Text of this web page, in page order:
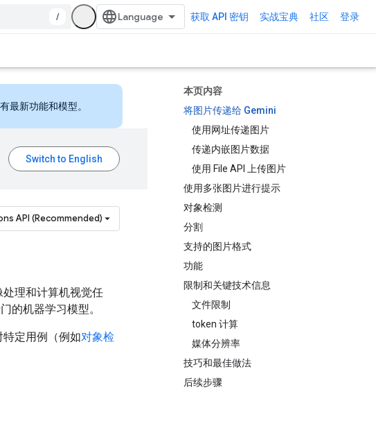
/ 获取 API 密钥 实战宝典 社区 登录
本页内容
将图片传递给 Gemini
使用网址传递图片
传递内嵌图片数据
使用 File API 上传图片
使用多张图片进行提示
对象检测
分割
支持的图片格式
功能
限制和关键技术信息
文件限制
token 计算
媒体分辨率
技巧和最佳做法
后续步骤
最新功能和模型。
API (Recommended)
理和计算机视觉任
的机器学习模型。
定用例（例如对象检